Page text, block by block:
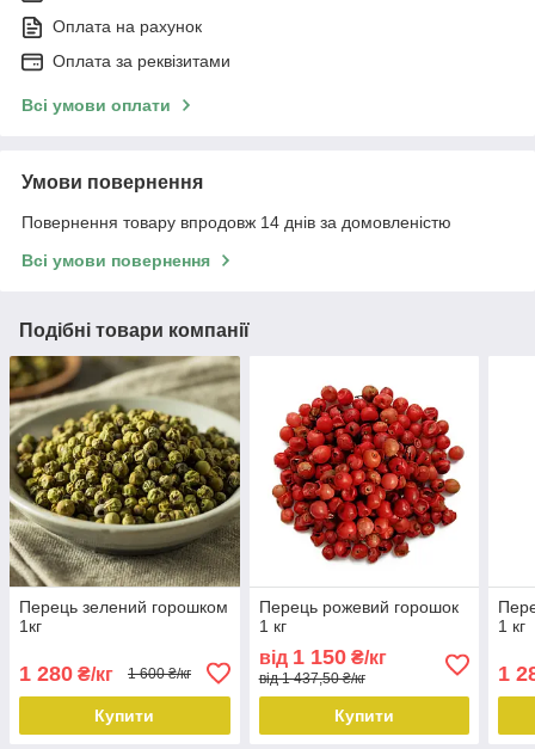
Оплата на рахунок
Оплата за реквізитами
Всі умови оплати
Умови повернення
Повернення товару впродовж 14 днів за домовленістю
Всі умови повернення
Подібні товари компанії
Перець зелений горошком
1кг
1 280 ₴/кг 1 600 ₴/кг
Купити
Перець рожевий горошок
1 кг
від 1 150₴/кг
від 1 437,50 ₴/кг
Купити
1 кг
1